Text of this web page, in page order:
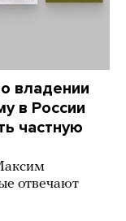
владении
в России
частную
отвечают